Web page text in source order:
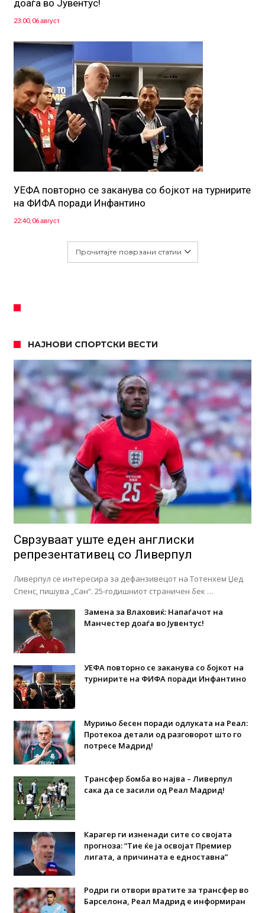
доаѓа во Јувентус!
23:00, 06 август
УЕФА повторно се заканува со бојкот на турнирите
на ФИФА поради Инфантино
22:40, 06 август
Прочитајте поврзани статии
НАЈНОВИ СПОРТСКИ ВЕСТИ
Сврзуваат уште еден англиски
репрезентативец со Ливерпул
Ливерпул се интересира за дефанзивецот на Тотенхем Џед
Спенс, пишува „Сан“. 25-годишниот страничен бек …
Замена за Влаховиќ: Напаѓачот на
Манчестер доаѓа во Јувентус!
УЕФА повторно се заканува со бојкот на
турнирите на ФИФА поради Инфантино
Мурињо бесен поради одлуката на Реал:
Протекоа детали од разговорот што го
потресе Мадрид!
Трансфер бомба во најва – Ливерпул
сака да се засили од Реал Мадрид!
Карагер ги изненади сите со својата
прогноза: “Тие ќе ја освојат Премиер
лигата, а причината е едноставна”
Родри ги отвори вратите за трансфер во
Барселона, Реал Мадрид е информиран